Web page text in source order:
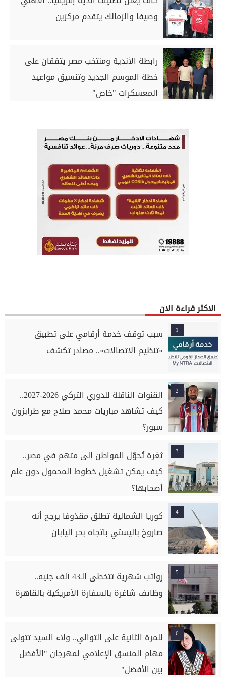
وصيفا والزمالك يتقدم مركزين
رابطة الأندية ومنتخب مصر يتفقان على
خطة الموسم الجديد وتنسيق مواعيد
المعسكرات "خاص"
الاكثر قراءة الان
1
سبب توقف خدمة أرقامي على تطبيق
«تنظيم الاتصالات».. مصادر تكشف
2
القنوات الناقلة للدوري التركي 2026-2027..
كيف تشاهد مباريات محمد صلاح مع طرابزون
سبور؟
3
ثغرة تُحوّل المواطن إلى متهم في مصر..
كيف يمكن تشغيل خطوط المحمول دون علم
أصحابها؟
4
كوريا الشمالية تطلق مقذوفا يرجح أنه
صاروخ باليستي باتجاه بحر اليابان
5
رواتب شهرية تتخطى الـ43 ألف جنيه..
وظائف شاغرة بالسفارة الأمريكية بالقاهرة
6
للمرة الثانية على التوالي.. ولاء السيد تتولى
مهام المنسق الإعلامي لمهرجان "الأفضل
بين الأفضل"